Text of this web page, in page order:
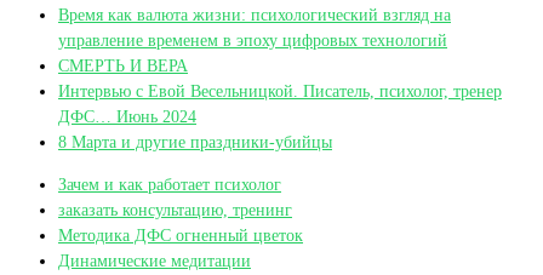
Время как валюта жизни: психологический взгляд на
управление временем в эпоху цифровых технологий
СМЕРТЬ И ВЕРА
Интервью с Евой Весельницкой. Писатель, психолог, тренер
ДФС… Июнь 2024
8 Марта и другие праздники-убийцы
Зачем и как работает психолог
заказать консультацию, тренинг
Методика ДФС огненный цветок
Динамические медитации